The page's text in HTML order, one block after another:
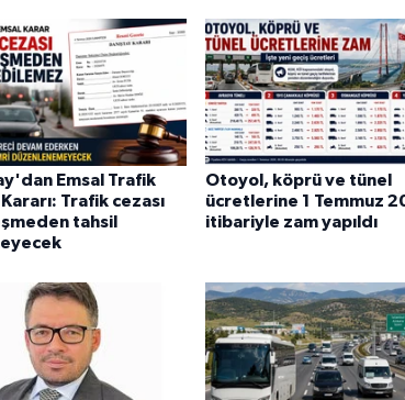
Emsal Trafik
Kararı: Trafik cezası
tahsil
Otoyol, köprü ve tünel
ücretlerine 1 Temmuz
itibariyle zam yapıldı